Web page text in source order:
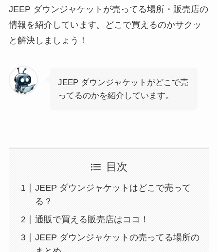
JEEP ダウンジャケットが売ってる場所・販売店の
情報を紹介しています。どこで買えるのかサクッ
と解決しましょう！
JEEP ダウンジャケットがどこで売
ってるのかを紹介しています。
目次
JEEP ダウンジャケットはどこで売って
る？
通販で買える販売店はココ！
JEEP ダウンジャケットの売ってる場所の